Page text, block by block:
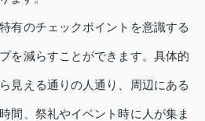
有のチェックポイントを意識する
を減らすことができます。具体的
見える通りの人通り、周辺にある
間、祭礼やイベント時に人が集ま